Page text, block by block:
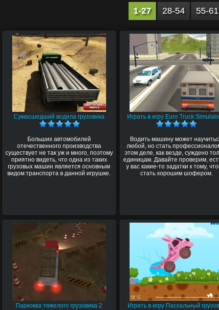
1-27 28-54 55-61
Сумасшедший водила грузовика
Больших автомобилей
отечественного производства
существует не так уж и много, поэтому
приятно видеть, что одна из таких
грузовых машин является основным
видом транспорта в данной игрушке.
Играть в игру Euro Truck
Водить машину может
любой, но стать
этом деле, как везде, суждено
единицам. Давайте проверим,
у вас какие-то задатки к тому,
стать хорошим шофером.
Парковка тяжелого грузовика 2 Играть в игру Пасхальный